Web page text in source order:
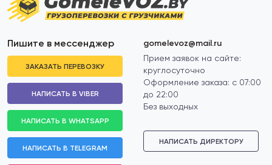
Пишите в мессенджер
ЗАКАЗАТЬ ПЕРЕВОЗКУ
НАПИСАТЬ В VIBER
НАПИСАТЬ В WHATSAPP
НАПИСАТЬ В TELEGRAM
gomelevoz@mail.ru
Прием заявок на сайте:
круглосуточно
Оформление заказа: с 07:00
до 22:00
Без выходных
НАПИСАТЬ ДИРЕКТОРУ